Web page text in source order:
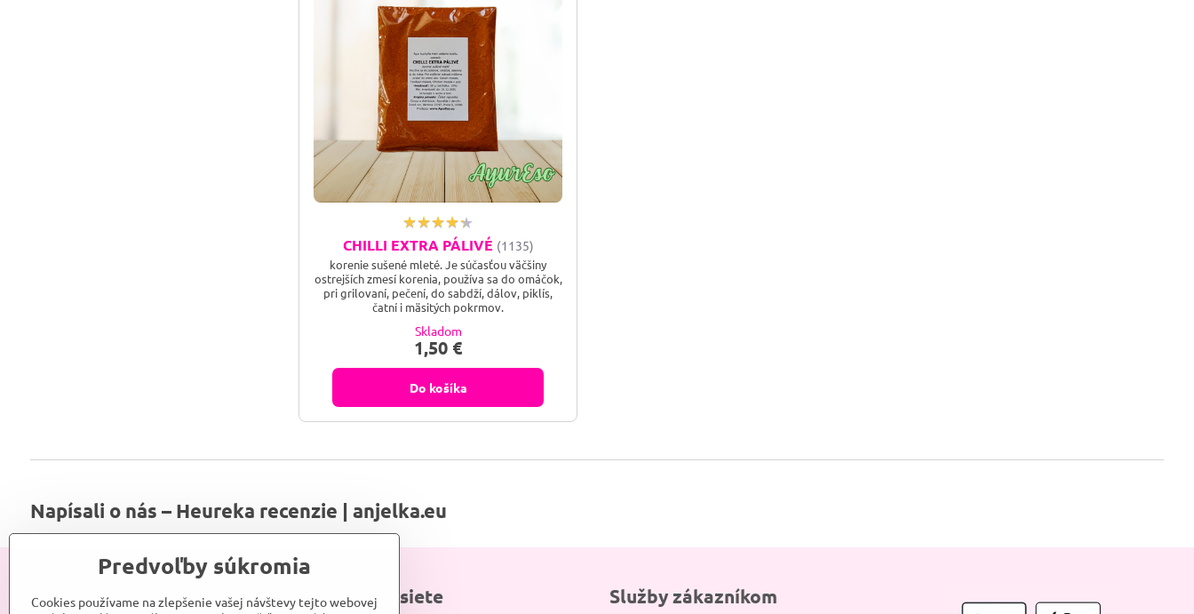
CHILLI EXTRA PÁLIVÉ (1135)
korenie sušené mleté. Je súčasťou väčšiny
ostrejších zmesí korenia, používa sa do omáčok,
pri grilovaní, pečení, do sabdží, dálov, piklís,
čatní i mäsitých pokrmov.
Skladom
1,50 €
Do košíka
Napísali o nás – Heureka recenzie | anjelka.eu
Informácie Sociálne siete Služby zákazníkom
Predvoľby súkromia
Cookies používame na zlepšenie vašej návštevy tejto webovej